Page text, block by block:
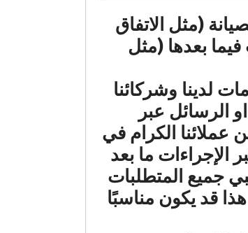
(مثل الاتفاق
بعدها (مثل
لدينا وشركائنا
الرسائل عبر
عملائنا الكرام في
الإجراءات ما بعد
جميع المتطلبات
قد يكون مناسبًا